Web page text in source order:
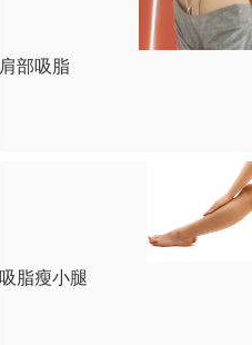
肩部吸脂
吸脂瘦小腿